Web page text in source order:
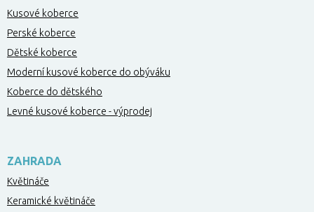
Kusové koberce
Perské koberce
Dětské koberce
Moderní kusové koberce do obýváku
Koberce do dětského
Levné kusové koberce - výprodej
ZAHRADA
Květináče
Keramické květináče